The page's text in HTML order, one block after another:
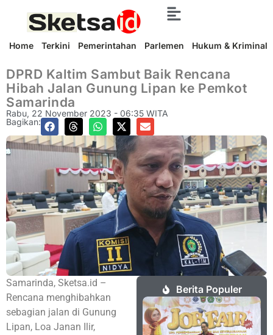
Home Terkini Pemerintahan Parlemen Hukum & Kriminal
DPRD Kaltim Sambut Baik Rencana
Hibah Jalan Gunung Lipan ke Pemkot
Samarinda
Rabu, 22 November 2023 - 06:35 WITA
Bagikan:
Samarinda, Sketsa.id –
Rencana menghibahkan
sebagian jalan di Gunung
Lipan, Loa Janan Ilir,
Berita Populer